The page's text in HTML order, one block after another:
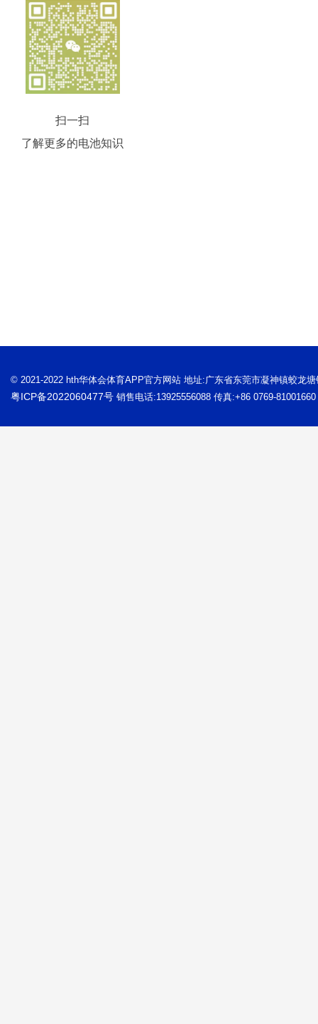
扫一扫
了解更多的电池知识
© 2021-2022 hth华体会体育APP官方网站 地址:广东省东莞市凝神镇蛟龙
粤ICP备2022060477号 销售电话:13925556088 传真:+86 0769-81001660